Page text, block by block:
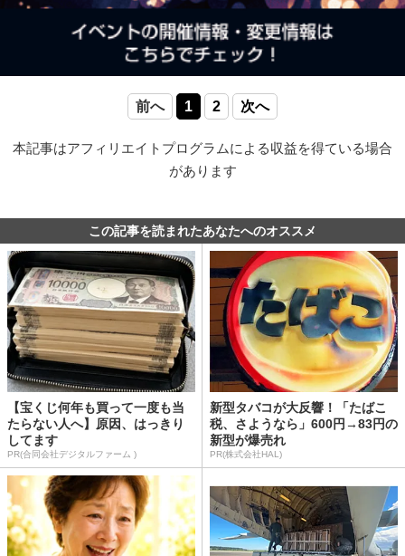
前へ 1 2 次へ
本記事はアフィリエイトプログラムによる収益を得ている場合
があります
この記事を読まれたあなたへのオススメ
【宝くじ何年も買って一度も当
たらない人へ】原因、はっきり
してます
PR(合同会社デジタルファーム )
新型タバコが大反響！「たばこ
税、さようなら」600円→83円の
新型が爆売れ
PR(株式会社HAL)